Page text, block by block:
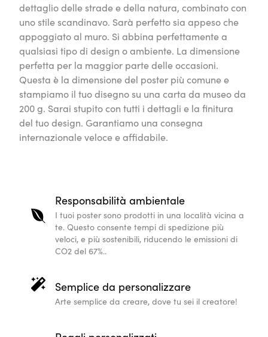
dettaglio delle strade e della natura, combinato con
uno stile scandinavo. Sarà perfetto sia appeso che
appoggiato al muro. Si abbina perfettamente a
qualsiasi tipo di design o ambiente. La dimensione
perfetta per la maggior parte delle occasioni.
Questa è la dimensione del poster più comune e
stampiamo il tuo disegno su una carta da museo da
200 g. Sarai stupito con tutti i dettagli e la finitura
del tuo design. Garantiamo una consegna
internazionale veloce e affidabile.
Responsabilità ambientale
I tuoi poster sono prodotti in una località vicina a
te. Questo consente tempi di spedizione più
veloci, e più sostenibili, riducendo le emissioni di
CO2 del 67%..
Semplice da personalizzare
Arte semplice da creare, dove tu sei il creatore!